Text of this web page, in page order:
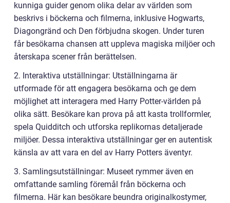
kunniga guider genom olika delar av världen som
beskrivs i böckerna och filmerna, inklusive Hogwarts,
Diagongränd och Den förbjudna skogen. Under turen
får besökarna chansen att uppleva magiska miljöer och
återskapa scener från berättelsen.
2. Interaktiva utställningar: Utställningarna är
utformade för att engagera besökarna och ge dem
möjlighet att interagera med Harry Potter-världen på
olika sätt. Besökare kan prova på att kasta trollformler,
spela Quidditch och utforska replikornas detaljerade
miljöer. Dessa interaktiva utställningar ger en autentisk
känsla av att vara en del av Harry Potters äventyr.
3. Samlingsutställningar: Museet rymmer även en
omfattande samling föremål från böckerna och
filmerna. Här kan besökare beundra originalkostymer,